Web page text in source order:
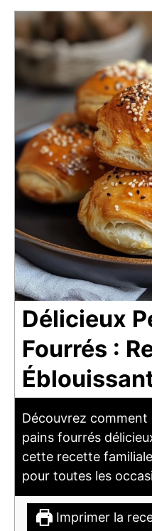
Délicieux
Fourrés :
Découvrez
pains fourrés
cette recette
pour toutes les
Imprimer la